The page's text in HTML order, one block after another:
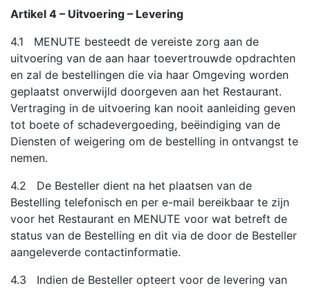
Artikel 4 – Uitvoering – Levering
4.1 MENUTE besteedt de vereiste zorg aan de
uitvoering van de aan haar toevertrouwde opdrachten
en zal de bestellingen die via haar Omgeving worden
geplaatst onverwijld doorgeven aan het Restaurant.
Vertraging in de uitvoering kan nooit aanleiding geven
tot boete of schadevergoeding, beëindiging van de
Diensten of weigering om de bestelling in ontvangst te
nemen.
4.2 De Besteller dient na het plaatsen van de
Bestelling telefonisch en per e-mail bereikbaar te zijn
voor het Restaurant en MENUTE voor wat betreft de
status van de Bestelling en dit via de door de Besteller
aangeleverde contactinformatie.
4.3 Indien de Besteller opteert voor de levering van